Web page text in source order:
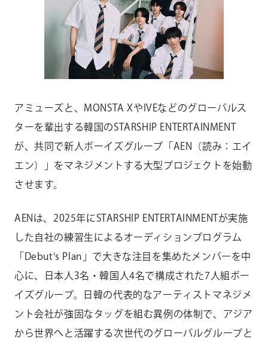
法人のお客様
AUDITION アーティスト募集
アミューズと、MONSTA XやIVEなどのグローバルス
ターを輩出する韓国のSTARSHIP ENTERTAINMENT
が、共同で新人ボーイズグループ「AEN（読み：エイ
エン）」をマネジメントする大型プロジェクトを始動
させます。
AENは、2025年にSTARSHIP ENTERTAINMENTが実施
した自社の練習生によるオーディションプログラム
「Debut's Plan」で大きな注目を集めたメンバーを中
心に、日本人3名・韓国人4名で構成された7人組ボー
イズグループ。日韓の代表的なアーティストマネジメ
ント会社が強固なタッグを組む異例の体制で、アジア
から世界へと活躍する次世代のグローバルグループと